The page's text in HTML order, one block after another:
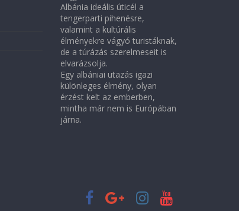
Albánia ideális úticél a
tengerparti pihenésre,
valamint a kultúrális
élményekre vágyó turistáknak,
de a túrázás szerelmeseit is
elvarázsolja.
Egy albániai utazás igazi
különleges élmény, olyan
érzést kelt az emberben,
mintha már nem is Európában
járna.